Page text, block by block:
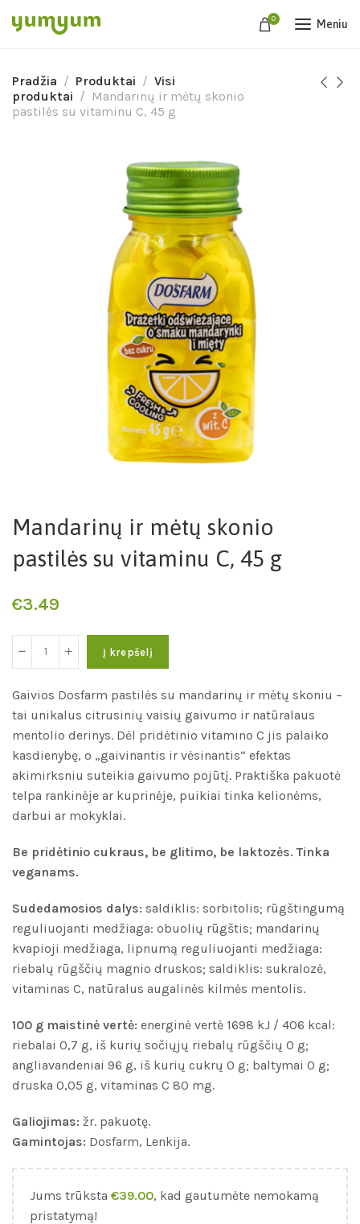
0 Meniu
Pradžia Produktai
Visi
produktai
Mandarinų ir mėtų skonio
pastilės su vitaminu C, 45 g
Mandarinų ir mėtų skonio
pastilės su vitaminu C, 45 g
€3.49
Į krepšelį
Gaivios Dosfarm pastilės su mandarinų ir mėtų skoniu –
tai unikalus citrusinių vaisių gaivumo ir natūralaus
mentolio derinys. Dėl pridėtinio vitamino C jis palaiko
kasdienybę, o „gaivinantis ir vėsinantis“ efektas
akimirksniu suteikia gaivumo pojūtį. Praktiška pakuotė
telpa rankinėje ar kuprinėje, puikiai tinka kelionėms,
darbui ar mokyklai.
Be pridėtinio cukraus, be glitimo, be laktozės. Tinka
veganams.
Sudedamosios dalys: saldiklis: sorbitolis; rūgštingumą
reguliuojanti medžiaga: obuolių rūgštis; mandarinų
kvapioji medžiaga, lipnumą reguliuojanti medžiaga:
riebalų rūgščių magnio druskos; saldiklis: sukralozė,
vitaminas C, natūralus augalinės kilmės mentolis.
100 g maistinė vertė: energinė vertė 1698 kJ / 406 kcal:
riebalai 0,7 g, iš kurių sočiųjų riebalų rūgščių 0 g;
angliavandeniai 96 g, iš kurių cukrų 0 g; baltymai 0 g;
druska 0,05 g, vitaminas C 80 mg.
Galiojimas: žr. pakuotę.
Gamintojas: Dosfarm, Lenkija.
Jums trūksta €39.00, kad gautumėte nemokamą
pristatymą!